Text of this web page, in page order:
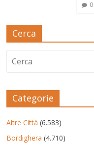
0
Cerca
Categorie
Altre Città (6.583)
Bordighera (4.710)